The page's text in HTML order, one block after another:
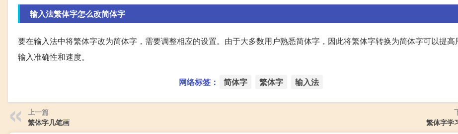
输入法繁体字怎么改简体字
要在输入法中将繁体字改为简体字，需要调整相应的设置。由于大多数用户熟悉简体字，因此将繁体字转换为简体字可以提高
输入准确性和速度。
网络标签： 简体字 繁体字 输入法
上一篇
繁体字几笔画
繁体字学